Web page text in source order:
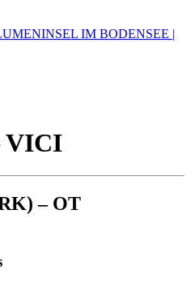
VICI
– OT